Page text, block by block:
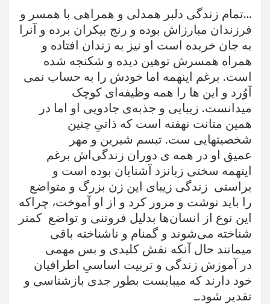
…تمام زندگی دلبر همدلی و همراهی با همسر و
فرزندان مبارزاش بوده و رنج بیکران برده و آنرا
به جان خریده است او نیز به زندان افتاده و
همراه همسرش توهین دیده و شکنجه شده
است. برغم اینهمه اما خودش را به حساب نمی
آوُرد و این ها را همه وظیفه‌ای کوچک
میدانست. زیبایی و جذبه‌ی جادویی او اما در
همین متانت نهفته است که ذاتیِ چنین
شخصیتهایی ست. تبسم شیرین و مهر
عمیق او در همه ی دوران زندگی‌اش برغم
اینهمه سختی زبانزد آشنایان بوده است و
براستی زندگی زیبای این زن بزرگ و متواضع
را باید نوشت و مرور کرد و ‌از او آموخت، چراکه
این نوع از انسان‌ها بدلیل فروتنی و تواضع کمتر
شناخته می‌شوند و گمنام و ناشناخته باقی
میمانند حال آنکه نقش کلیدی و بس مهمی
در آموزش زندگی و تربیت اساسیِ اطرافیان
خود دارند که میبایست بطور جدی بازشناسی و
‌تقدیر شود.ـ